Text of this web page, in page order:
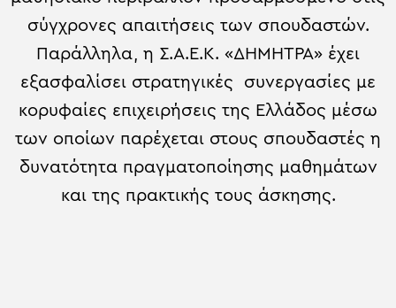
σύγχρονες απαιτήσεις των σπουδαστών.
Παράλληλα, η Σ.Α.Ε.Κ. «ΔΗΜΗΤΡΑ» έχει
εξασφαλίσει στρατηγικές συνεργασίες με
κορυφαίες επιχειρήσεις της Ελλάδος μέσω
των οποίων παρέχεται στους σπουδαστές η
δυνατότητα πραγματοποίησης μαθημάτων
και της πρακτικής τους άσκησης.